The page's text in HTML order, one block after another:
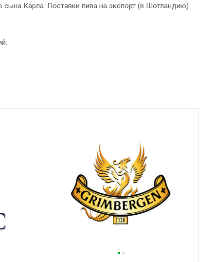
Карла. Поставки пива на экспорт (в Шотландию)